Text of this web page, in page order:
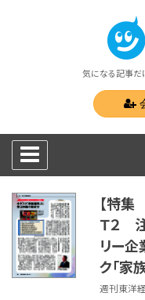
気になる記事だ
【特集
Ｔ２
リー
ク「家
週刊東洋